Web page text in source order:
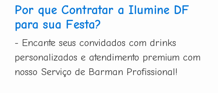
Por que Contratar a Ilumine DF
para sua Festa?
- Encante seus convidados com drinks
personalizados e atendimento premium com
nosso Serviço de Barman Profissional!